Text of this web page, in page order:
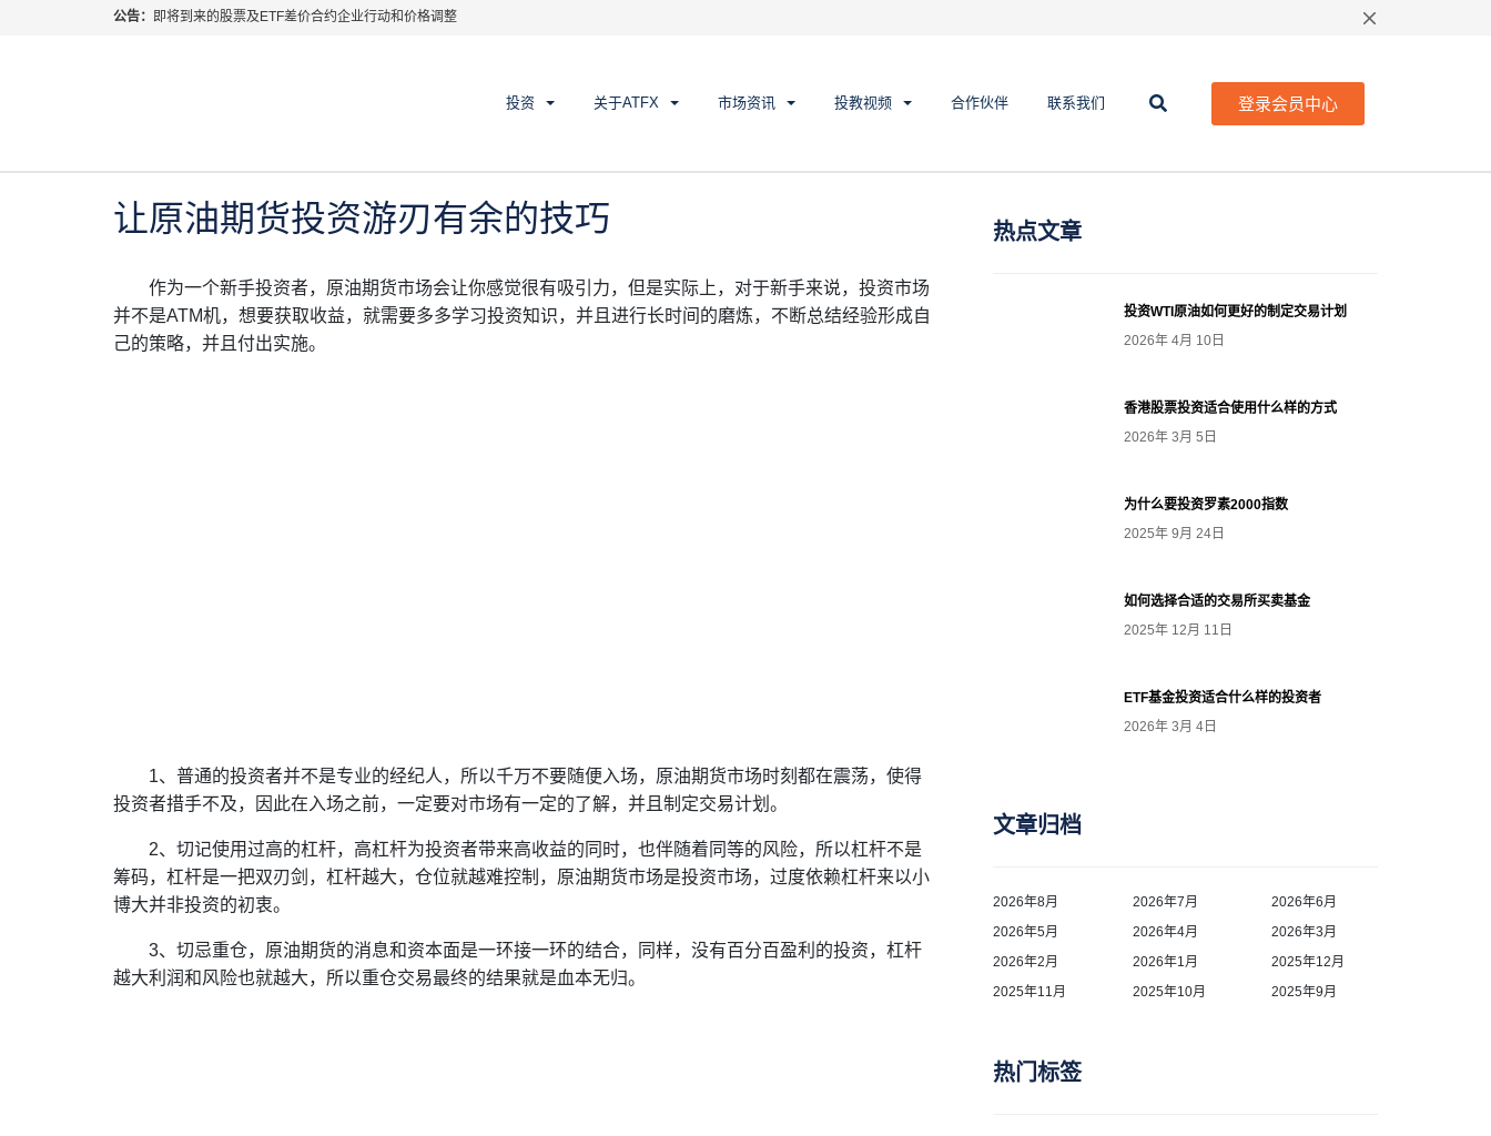
公告： 即将到来的股票及ETF差价合约企业行动和价格调整
投资 关于ATFX 市场资讯 投教视频 合作伙伴 联系我们 登录会员中心
让原油期货投资游刃有余的技巧
作为一个新手投资者， 原油期货市场会让你感觉很有吸引力，但是实际上，对于新手来说，投资市场
并不是ATM机，想要获取收益，就需要多多学习投资知识，并且进行长时间的磨炼，不断总结经验形成自
己的策略，并且付出实施。
1、普通的投资者并不是专业的经纪人，所以千万不要随便入场，原油期货市场时刻都在震荡，使得
投资者措手不及，因此在入场之前，一定要对市场有一定的了解，并且制定交易计划。
2、切记使用过高的杠杆，高杠杆为投资者带来高收益的同时，也伴随着同等的风险，所以杠杆不是
筹码，杠杆是一把双刃剑，杠杆越大，仓位就越难控制，原油期货市场是投资市场，过度依赖杠杆来以小
博大并非投资的初衷。
3、切忌重仓，原油期货的消息和资本面是一环接一环的结合，同样，没有百分百盈利的投资，杠杆
越大利润和风险也就越大，所以重仓交易最终的结果就是血本无归。
热点文章
投资WTI原油如何更好的制定交易计划
2026年 4月 10日
香港股票投资适合使用什么样的方式
2026年 3月 5日
为什么要投资罗素2000指数
2025年 9月 24日
如何选择合适的交易所买卖基金
2025年 12月 11日
ETF基金投资适合什么样的投资者
2026年 3月 4日
文章归档
2026年8月 2026年7月
2026年6月
2026年5月
2026年4月
2026年3月
2026年2月
2026年1月
2025年12月
2025年11月
2025年10月 2025年9月
热门标签